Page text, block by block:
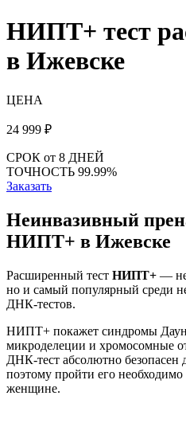
НИПТ+ тест
в Ижевске
ЦЕНА
24 999 ₽
СРОК от 8 ДНЕЙ
ТОЧНОСТЬ 99.99%
Заказать
Неинвазивный
НИПТ+ в Ижевске
Расширенный тест НИПТ+ —
но и самый популярный среди
ДНК-тестов.
НИПТ+ покажет синдромы
микроделеции и хромосомные
ДНК-тест абсолютно безопасен
поэтому пройти его
женщине.